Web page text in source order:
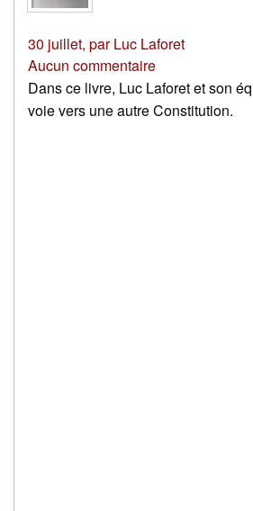
30 juillet, parLuc Laforet
Aucun commentaire
Dans ce livre, Luc Laforet et son
voie vers une autre Constitution.